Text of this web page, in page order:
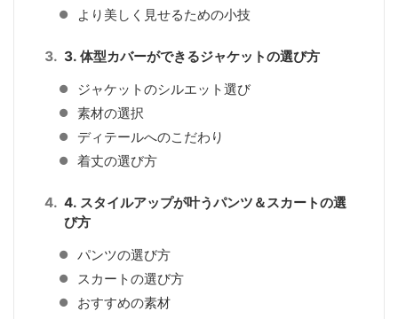
より美しく見せるための小技
3. 体型カバーができるジャケットの選び方
ジャケットのシルエット選び
素材の選択
ディテールへのこだわり
着丈の選び方
4. スタイルアップが叶うパンツ＆スカートの選
び方
パンツの選び方
スカートの選び方
おすすめの素材